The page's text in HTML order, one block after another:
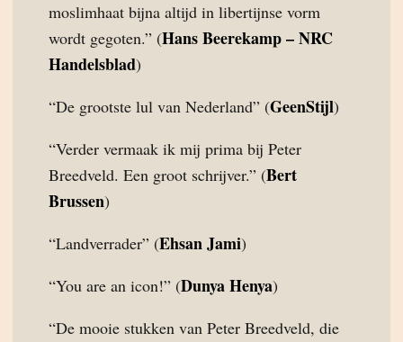
moslimhaat bijna altijd in libertijnse vorm
wordt gegoten.” (Hans Beerekamp – NRC
Handelsblad)
“De grootste lul van Nederland” (GeenStijl)
“Verder vermaak ik mij prima bij Peter
Breedveld. Een groot schrijver.” (Bert
Brussen)
“Landverrader” (Ehsan Jami)
“You are an icon!” (Dunya Henya)
“De mooie stukken van Peter Breedveld, die